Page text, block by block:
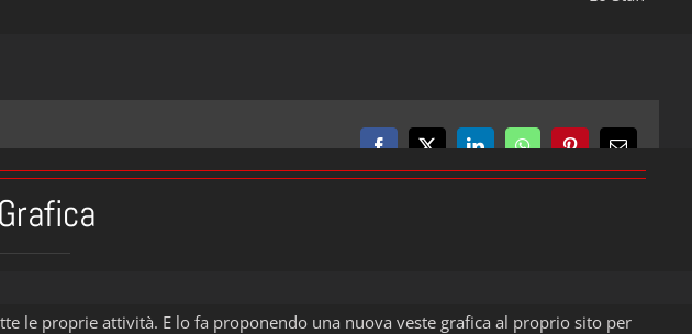
Facebook
X LinkedInWhatsAppPinterestEmail
le proprie attività. E lo fa proponendo una nuova veste grafica al proprio sito per